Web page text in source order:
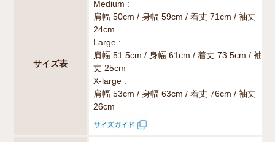
サイズ表
Medium :
肩幅 50cm / 身幅 59cm / 着丈 71cm / 袖丈
24cm
Large :
肩幅 51.5cm / 身幅 61cm / 着丈 73.5cm / 袖
丈 25cm
X-large :
肩幅 53cm / 身幅 63cm / 着丈 76cm / 袖丈
26cm